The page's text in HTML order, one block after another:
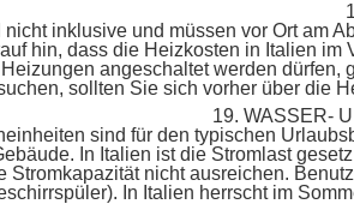
nicht inklusive und müssen vor Ort am
hin, dass die Heizkosten in Italien
angeschaltet werden
sollten Sie sich vorher über die
19. WASSER-
sind für den typischen
In Italien ist die Stromlast
Stromkapazität nicht ausreichen.
In Italien herrscht im